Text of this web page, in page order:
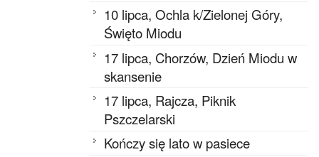
10 lipca, Ochla k/Zielonej Góry,
Święto Miodu
17 lipca, Chorzów, Dzień Miodu w
skansenie
17 lipca, Rajcza, Piknik
Pszczelarski
Kończy się lato w pasiece